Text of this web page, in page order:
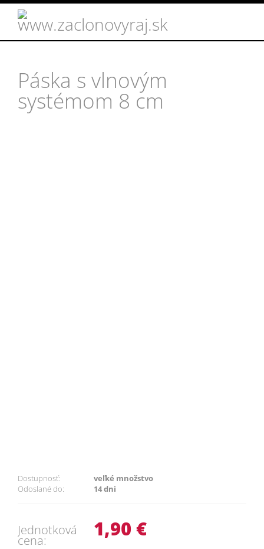
Páska s vlnovým
systémom 8 cm
Dostupnosť:
veľké množstvo
Odoslané do:
14 dni
Jednotková
cena: 1,90 €